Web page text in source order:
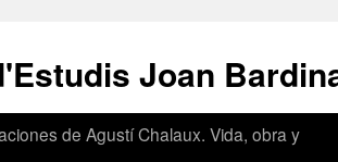
Joan
de Agustí Chalaux. Vida, obra y